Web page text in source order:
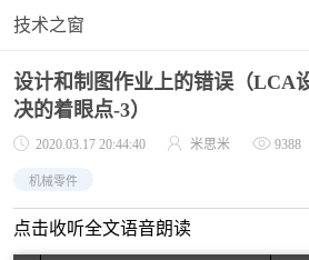
技术之窗
设计和制图作业上的错误（LCA
决的着眼点-3）
2020.03.17 20:44:40 米思米 9388
机械零件
点击收听全文语音朗读